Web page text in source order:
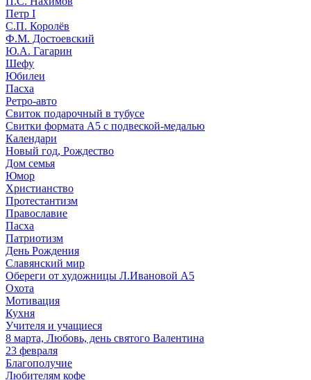
Петр I
С.П. Королёв
Ф.М. Достоевский
Ю.А. Гагарин
Шефу
Юбилеи
Пасха
Ретро-авто
Свиток подарочный в тубусе
Свитки формата А5 с подвеской-медалью
Календари
Новый год, Рождество
Дом семья
Юмор
Христианство
Протестантизм
Православие
Пасха
Патриотизм
День Рождения
Славянский мир
Обереги от художницы Л.Ивановой А5
Охота
Мотивация
Кухня
Учителя и учащиеся
8 марта, Любовь, день святого Валентина
23 февраля
Благополучие
Любителям кофе